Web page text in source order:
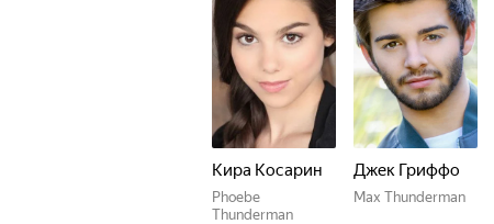
Кира Косарин
Phoebe
Thunderman
Джек Гриффо
Max Thunderman